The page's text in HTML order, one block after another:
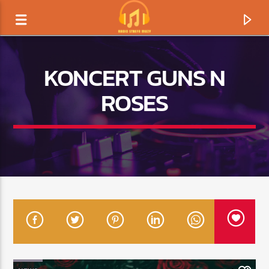
TERAZ GRAMY
TYTUŁ
ARTYSTA
KONCERT GUNS N
ROSES